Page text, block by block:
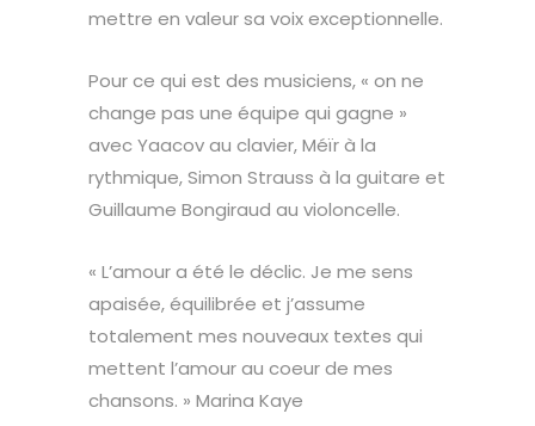
mettre en valeur sa voix exceptionnelle.
Pour ce qui est des musiciens, « on ne
change pas une équipe qui gagne »
avec Yaacov au clavier, Méïr à la
rythmique, Simon Strauss à la guitare et
Guillaume Bongiraud au violoncelle.
« L’amour a été le déclic. Je me sens
apaisée, équilibrée et j’assume
totalement mes nouveaux textes qui
mettent l’amour au coeur de mes
chansons. » Marina Kaye